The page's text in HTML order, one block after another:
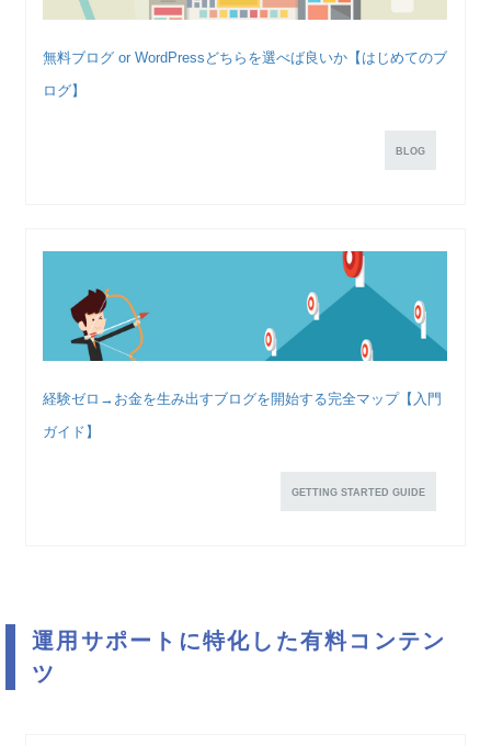
無料ブログ or WordPressどちらを選べば良いか【はじめてのブ
ログ】
BLOG
経験ゼロ→お金を生み出すブログを開始する完全マップ【入門
ガイド】
GETTING STARTED GUIDE
運用サポートに特化した有料コンテン
ツ